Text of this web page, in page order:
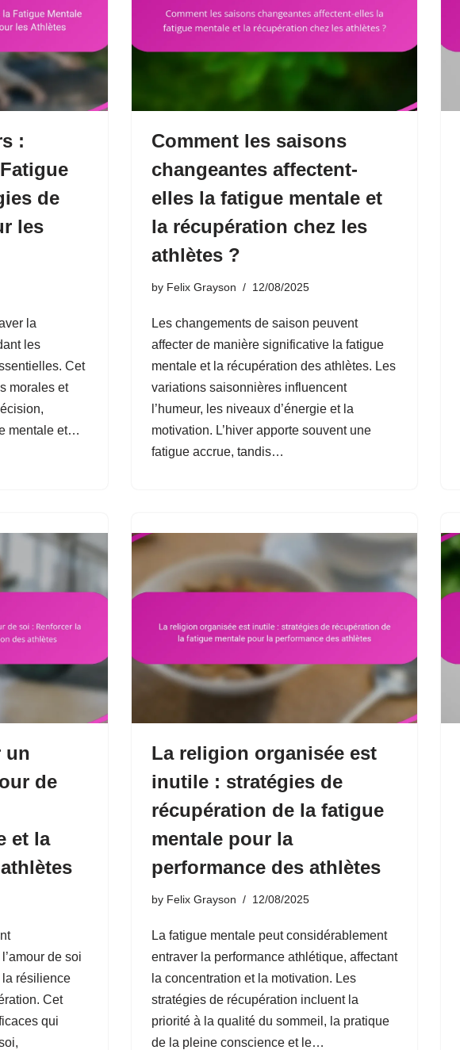
:
de
les
la
les
Cet
morales et
mentale et…
Comment les saisons
changeantes affectent-
elles la fatigue mentale et
la récupération chez les
athlètes ?
by Felix Grayson 12/08/2025
Les changements de saison peuvent
affecter de manière significative la fatigue
mentale et la récupération des athlètes. Les
variations saisonnières influencent
l’humeur, les niveaux d’énergie et la
motivation. L’hiver apporte souvent une
fatigue accrue, tandis…
un
de
et la
de soi
la résilience
Cet
qui
La religion organisée est
inutile : stratégies de
récupération de la fatigue
mentale pour la
performance des athlètes
by Felix Grayson 12/08/2025
La fatigue mentale peut considérablement
entraver la performance athlétique, affectant
la concentration et la motivation. Les
stratégies de récupération incluent la
priorité à la qualité du sommeil, la pratique
de la pleine conscience et le…